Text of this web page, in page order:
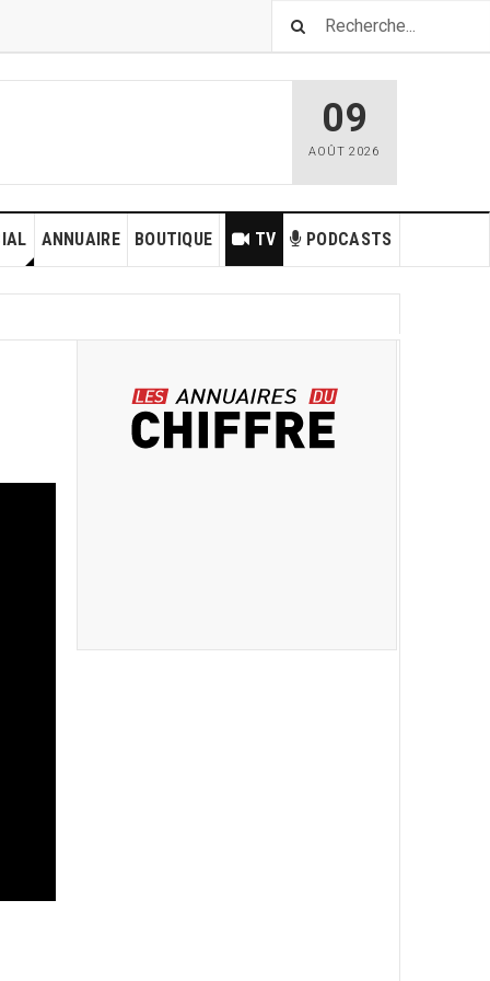
09
AOÛT 2026
ANNUAIRE PODCASTS
TV
BOUTIQUE